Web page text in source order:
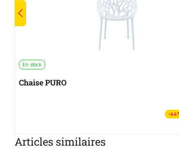
En stock
Chaise PURO
-
Articles similaires